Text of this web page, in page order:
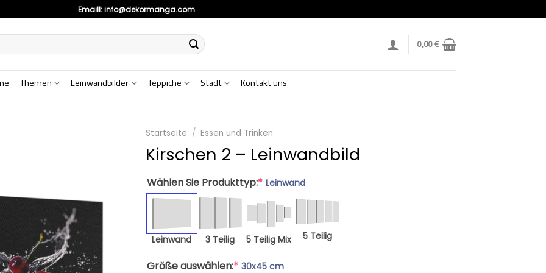
Emaill:info@dekormanga.com
0,00€
Themen Leinwandbilder Teppiche Stadt Kontakt uns
Startseite / Essen und Trinken
Kirschen 2 – Leinwandbild
Wählen Sie Produkttyp:* Leinwand
Leinwand 3 Teilig 5 Teilig Mix 5 Teilig
Größe auswählen:* 30x45 cm